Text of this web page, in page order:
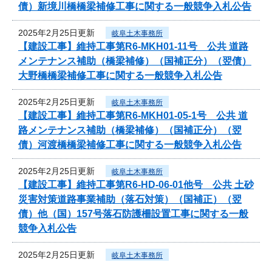
債）新境川橋橋梁補修工事に関する一般競争入札公告
2025年2月25日更新 岐阜土木事務所
【建設工事】維持工事第R6-MKH01-11号 公共 道路
メンテナンス補助（橋梁補修）（国補正分）（翌債）
大野橋橋梁補修工事に関する一般競争入札公告
2025年2月25日更新 岐阜土木事務所
【建設工事】維持工事第R6-MKH01-05-1号 公共 道
路メンテナンス補助（橋梁補修）（国補正分）（翌
債）河渡橋橋梁補修工事に関する一般競争入札公告
2025年2月25日更新 岐阜土木事務所
【建設工事】維持工事第R6-HD-06-01他号 公共 土砂
災害対策道路事業補助（落石対策）（国補正）（翌
債）他（国）157号落石防護柵設置工事に関する一般
競争入札公告
2025年2月25日更新 岐阜土木事務所